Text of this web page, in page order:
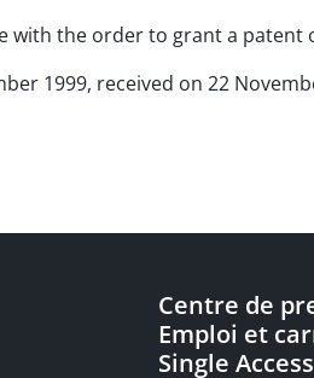
with the order to grant a patent
1999, received on 22
Centre de
Emploi et
Single